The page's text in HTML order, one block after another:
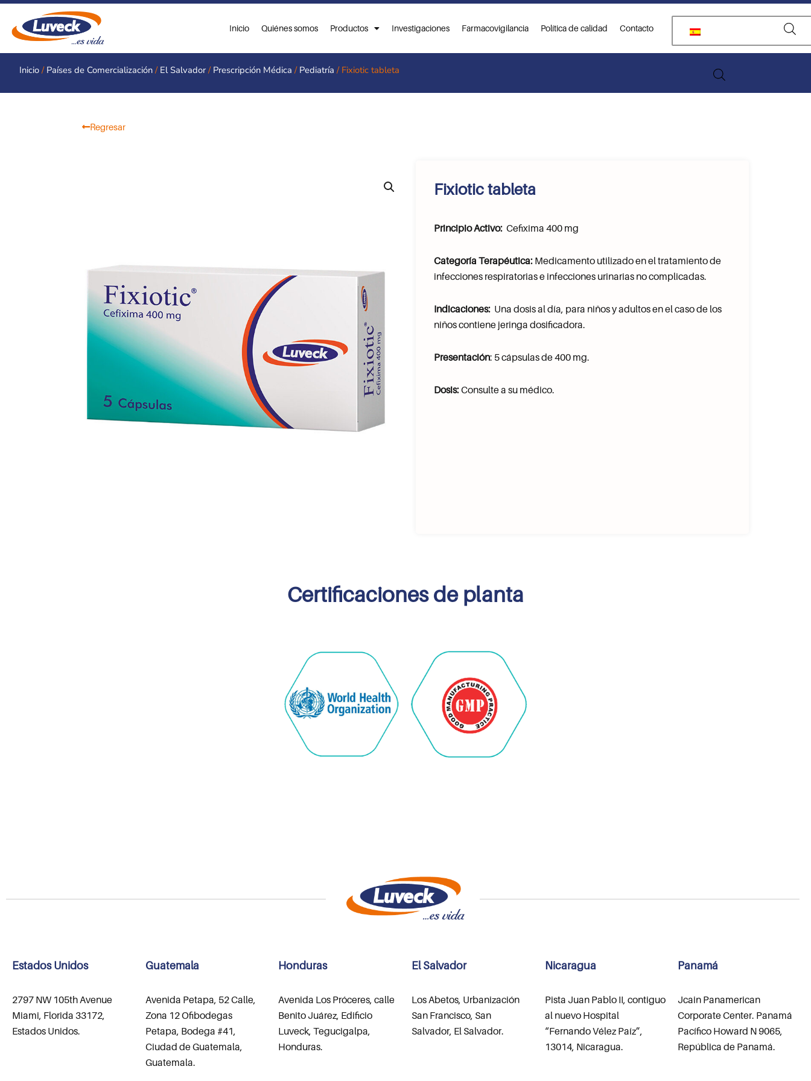
Ir
contenido
Inicio Quiénes somos Productos Investigaciones Farmacovigilancia Política de calidad Contacto
Inicio/ Países de Comercialización/ El Salvador/ Prescripción Médica / Pediatría / Fixiotic tableta
Regresar
Fixiotic tableta
Principio Activo:Cefixima 400 mg
Categoría Terapéutica:Medicamento utilizado en el tratamiento de
infecciones respiratorias e infecciones urinarias no complicadas.
Indicaciones:Una dosis al día, para niños y adultos en el caso de los
niños contiene jeringa dosificadora.
Presentación: 5 cápsulas de 400 mg.
Dosis:Consulte a su médico.
Certificaciones de planta
Estados Unidos
2797 NW 105th Avenue
Miami, Florida 33172,
Estados Unidos.
Guatemala
Avenida Petapa, 52 Calle,
Zona 12 Ofibodegas
Petapa, Bodega #41,
Ciudad de Guatemala,
Guatemala.
Honduras
Avenida Los Próceres, calle
Benito Juárez, Edificio
Luveck, Tegucigalpa,
Honduras.
El Salvador
Los Abetos, Urbanización
San Francisco, San
Salvador, El Salvador.
Nicaragua
Pista Juan Pablo II, contiguo
al nuevo Hospital
“Fernando Vélez Paíz”,
13014, Nicaragua.
Panamá
Jcain Panamerican
Corporate Center. Panamá
Pacífico Howard N 9065,
República de Panamá.